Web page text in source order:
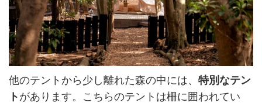
他のテントから少し離れた森の中には、 特別なテン
ト があります。こちらのテントは柵に囲われてい